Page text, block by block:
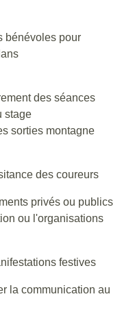
bénévoles pour
des séances
stage
sorties montagne
des coureurs
privés ou publics
ou l'organisations
festives
la communication au